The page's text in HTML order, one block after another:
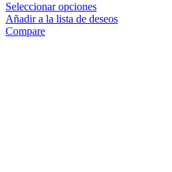
Seleccionar opciones
Añadir a la lista de deseos
Compare